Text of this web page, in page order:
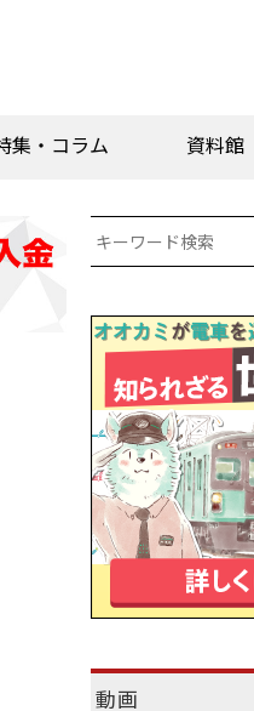
集・コラム 資料館
動画